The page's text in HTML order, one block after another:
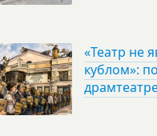
«Театр не
кублом»: